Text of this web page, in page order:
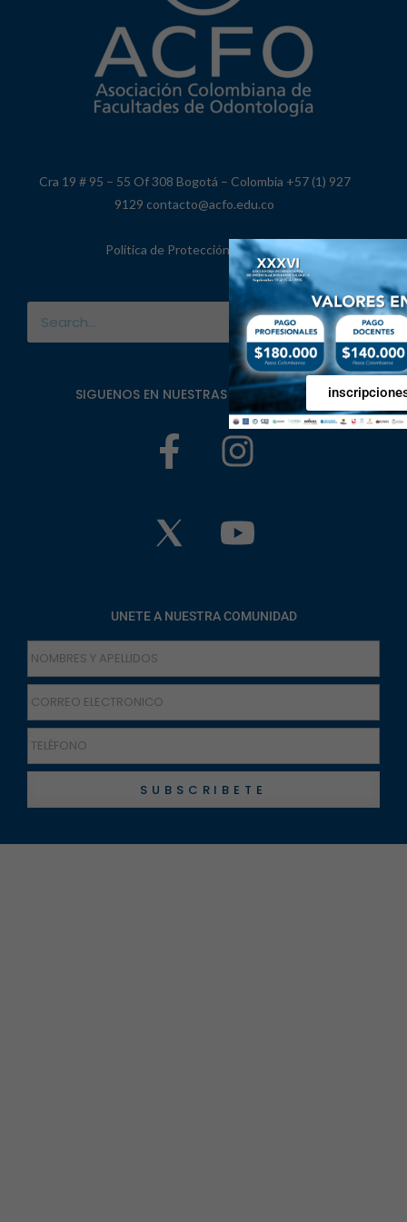
Cra 19 # 95 – 55 Of 308 Bogotá – Colombia +57 (1) 927
9129 contacto@acfo.edu.co
Política de Protección de Datos
SIGUENOS EN NUESTRAS REDES SOCIALES
UNETE A NUESTRA COMUNIDAD
SUBSCRIBETE